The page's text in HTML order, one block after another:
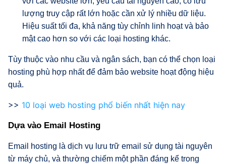
lượng truy cập rất lớn hoặc cần xử lý nhiều dữ liệu.
Hiệu suất tối đa, khả năng tùy chỉnh linh hoạt và bảo
mật cao hơn so với các loại hosting khác.
Tùy thuộc vào nhu cầu và ngân sách, bạn có thể chọn loại
hosting phù hợp nhất để đảm bảo website hoạt động hiệu
quả.
>> 10 loại web hosting phổ biến nhất hiện nay
Dựa vào Email Hosting
Email hosting là dịch vụ lưu trữ email sử dụng tài nguyên
từ máy chủ, và thường chiếm một phần đáng kể trong